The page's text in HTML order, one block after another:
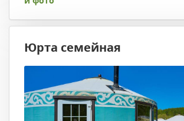
Юрта семейная